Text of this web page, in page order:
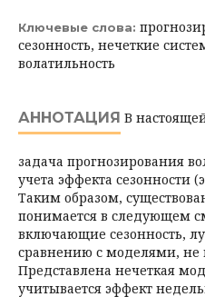
Ключевые слова:
сезонность, нечеткие
волатильность
АННОТАЦИЯ В
задача прогнозирования
учета эффекта сезонности
Таким образом,
понимается в следующем
включающие сезонность,
сравнению с моделями,
Представлена нечеткая
учитывается эффект